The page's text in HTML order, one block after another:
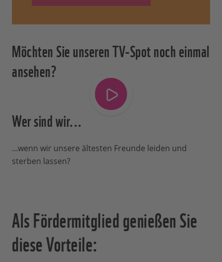
Möchten Sie unseren TV-Spot noch einmal
ansehen?
Wer sind wir...
...wenn wir unsere ältesten Freunde leiden und
sterben lassen?
Als Fördermitglied genießen Sie
diese Vorteile: